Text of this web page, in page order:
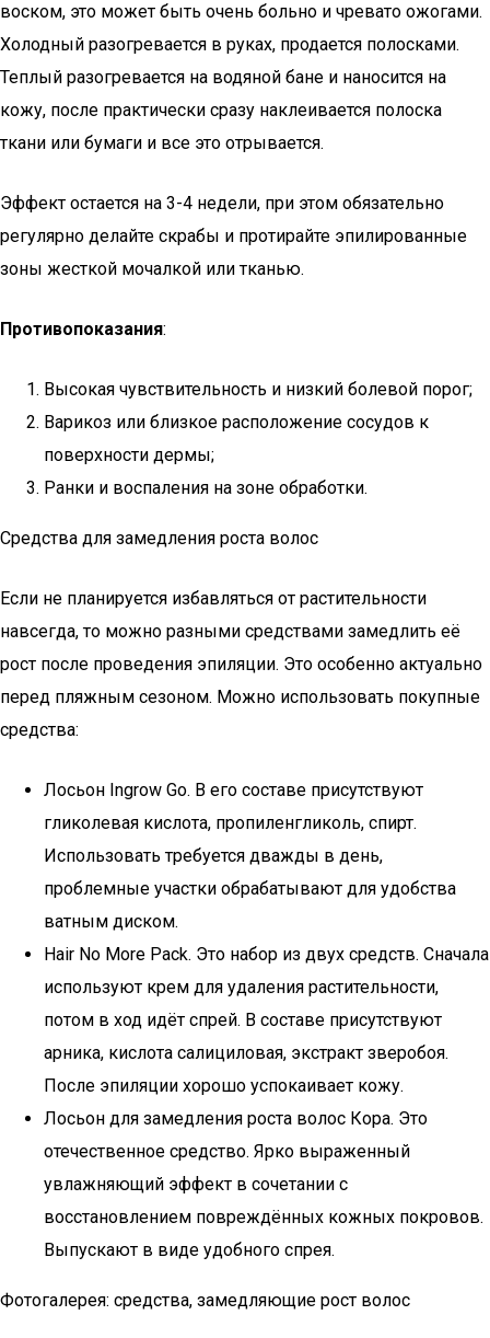
воском, это может быть очень больно и чревато ожогами.
Холодный разогревается в руках, продается полосками.
Теплый разогревается на водяной бане и наносится на
кожу, после практически сразу наклеивается полоска
ткани или бумаги и все это отрывается.
Эффект остается на 3-4 недели, при этом обязательно
регулярно делайте скрабы и протирайте эпилированные
зоны жесткой мочалкой или тканью.
Противопоказания:
Высокая чувствительность и низкий болевой порог;
Варикоз или близкое расположение сосудов к
поверхности дермы;
Ранки и воспаления на зоне обработки.
Средства для замедления роста волос
Если не планируется избавляться от растительности
навсегда, то можно разными средствами замедлить её
рост после проведения эпиляции. Это особенно актуально
перед пляжным сезоном. Можно использовать покупные
средства:
Лосьон Ingrow Go. В его составе присутствуют
гликолевая кислота, пропиленгликоль, спирт.
Использовать требуется дважды в день,
проблемные участки обрабатывают для удобства
ватным диском.
Hair No More Pack. Это набор из двух средств. Сначала
используют крем для удаления растительности,
потом в ход идёт спрей. В составе присутствуют
арника, кислота салициловая, экстракт зверобоя.
После эпиляции хорошо успокаивает кожу.
Лосьон для замедления роста волос Кора. Это
отечественное средство. Ярко выраженный
увлажняющий эффект в сочетании с
восстановлением повреждённых кожных покровов.
Выпускают в виде удобного спрея.
Фотогалерея: средства, замедляющие рост волос